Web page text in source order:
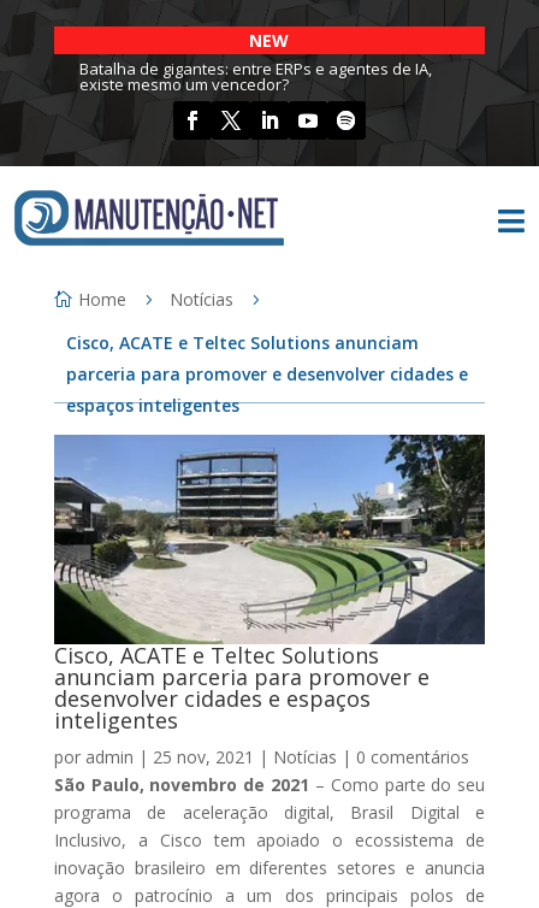
NEW
Batalha de gigantes: entre ERPs e agentes de IA,
existe mesmo um vencedor?

Home
Notícias
Cisco, ACATE e Teltec Solutions anunciam
parceria para promover e desenvolver cidades e
espaços inteligentes
Cisco, ACATE e Teltec Solutions
anunciam parceria para promover e
desenvolver cidades e espaços
inteligentes
por admin | 25 nov, 2021 | Notícias | 0 comentários
São Paulo, novembro de 2021 – Como parte do seu
programa de aceleração digital, Brasil Digital e
Inclusivo, a Cisco tem apoiado o ecossistema de
inovação brasileiro em diferentes setores e anuncia
agora o patrocínio a um dos principais polos de